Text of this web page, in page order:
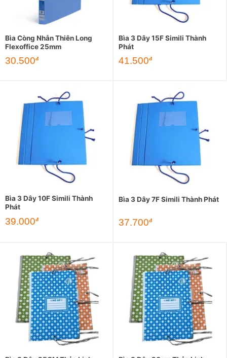
Bìa Còng Nhẫn Thiên Long
Flexoffice 25mm
30.500đ
Bìa 3 Dây 15F Simili Thành
Phát
41.500đ
Bìa 3 Dây 10F Simili Thành
Phát
39.000đ
Bìa 3 Dây 7F Simili Thành Phát
37.700đ